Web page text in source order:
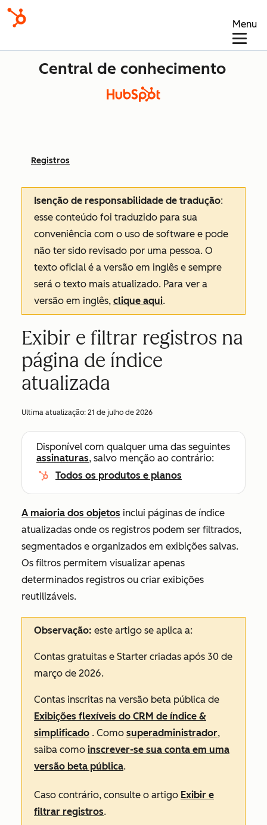
Menu
Central de conhecimento
Registros
Isenção de responsabilidade de tradução:
esse conteúdo foi traduzido para sua
conveniência com o uso de software e pode
não ter sido revisado por uma pessoa. O
texto oficial é a versão em inglês e sempre
será o texto mais atualizado. Para ver a
versão em inglês, clique aqui.
Exibir e filtrar registros na
página de índice
atualizada
Ultima atualização: 21 de julho de 2026
Disponível com qualquer uma das seguintes
assinaturas, salvo menção ao contrário:
Todos os produtos e planos
A maioria dos objetos inclui páginas de índice
atualizadas onde os registros podem ser filtrados,
segmentados e organizados em exibições salvas.
Os filtros permitem visualizar apenas
determinados registros ou criar exibições
reutilizáveis.
Observação: este artigo se aplica a:
Contas gratuitas e Starter criadas após 30 de
março de 2026.
Contas inscritas na versão beta pública de
Exibições flexíveis do CRM de índice &
simplificado . Como superadministrador,
saiba como inscrever-se sua conta em uma
versão beta pública.
Caso contrário, consulte o artigo Exibir e
filtrar registros.